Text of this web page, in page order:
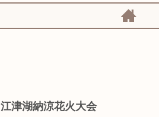
江津湖納涼花火大会